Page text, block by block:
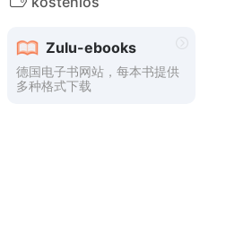
Zulu-ebooks
德国电子书网站，每本书提供
多种格式下载